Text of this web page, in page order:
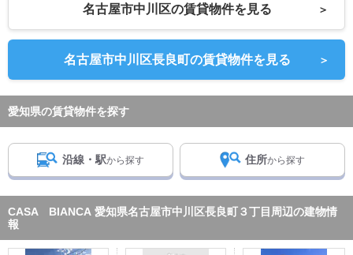
名古屋市中川区の賃貸物件を見る ＞
名古屋市中川区長良町の賃貸物件を見る ＞
愛知県の賃貸物件を探す
沿線・駅から探す 住所から探す
CASA BIANCA 愛知県名古屋市中川区長良町３丁目周辺の建物情
報